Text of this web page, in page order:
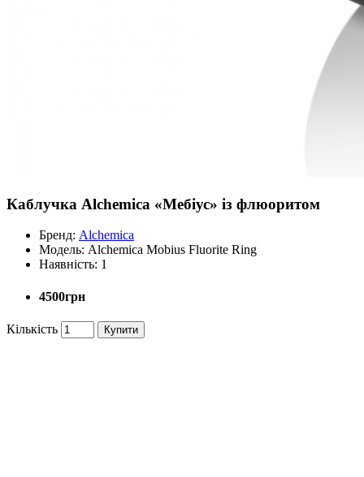
Каблучка Alchemica «Мебіус» із флюоритом
Бренд: Alchemica
Модель: Alchemica Mobius Fluorite Ring
Наявність: 1
4500грн
Кількість Купити